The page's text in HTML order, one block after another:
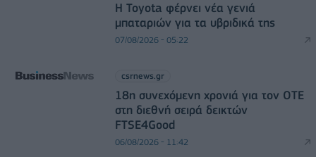
Η Toyota φέρνει νέα γενιά
μπαταριών για τα υβριδικά της
07/08/2026 - 05:22
csrnews.gr
18η συνεχόμενη χρονιά για τον ΟΤΕ
στη διεθνή σειρά δεικτών
FTSE4Good
06/08/2026 - 11:42